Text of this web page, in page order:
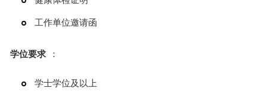
工作单位邀请函
学位要求 ：
学士学位及以上